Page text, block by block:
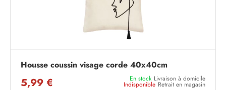
Housse coussin visage corde 40x40cm
5,99 € En stock Livraison à domicile
Indisponible Retrait en magasin